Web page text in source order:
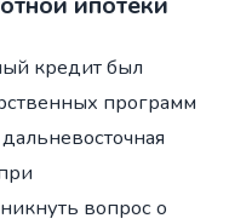
кредит был
программ
вопрос о